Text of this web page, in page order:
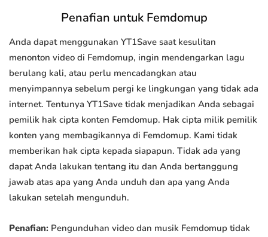
Penafian untuk Femdomup
Anda dapat menggunakan YT1Save saat kesulitan
menonton video di Femdomup, ingin mendengarkan lagu
berulang kali, atau perlu mencadangkan atau
menyimpannya sebelum pergi ke lingkungan yang tidak ada
internet. Tentunya YT1Save tidak menjadikan Anda sebagai
pemilik hak cipta konten Femdomup. Hak cipta milik pemilik
konten yang membagikannya di Femdomup. Kami tidak
memberikan hak cipta kepada siapapun. Tidak ada yang
dapat Anda lakukan tentang itu dan Anda bertanggung
jawab atas apa yang Anda unduh dan apa yang Anda
lakukan setelah mengunduh.
Penafian: Pengunduhan video dan musik Femdomup tidak